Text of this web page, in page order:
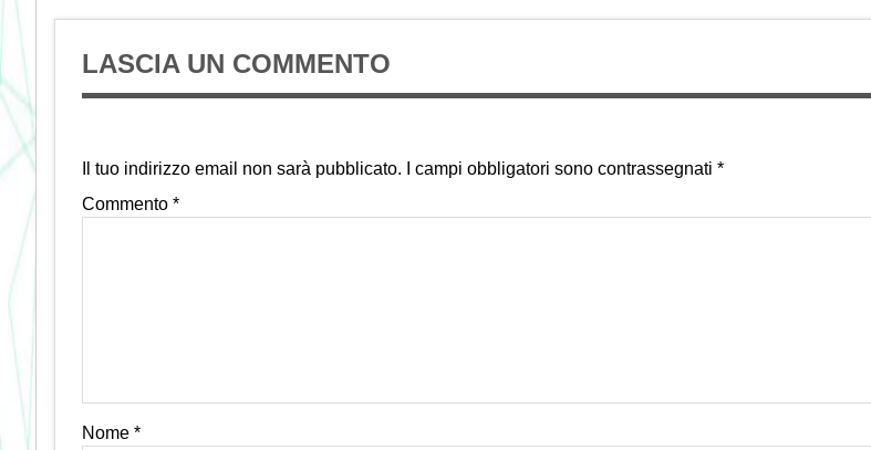
LASCIA UN COMMENTO
Il tuo indirizzo email non sarà pubblicato. I campi obbligatori sono contrassegnati *
Commento *
Nome *